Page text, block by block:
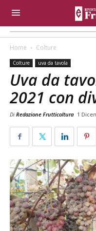
Home Colture
Colture uva da tavola
Uva da
2021 con
Di Redazione Frutticoltura 1